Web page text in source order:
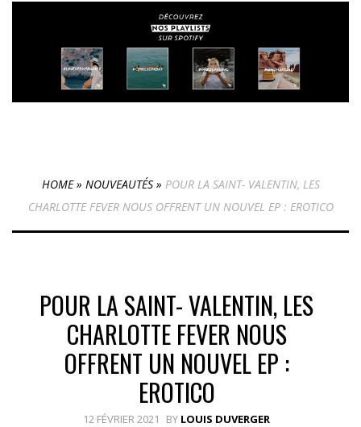
HOME» NOUVEAUTÉS» POUR LA SAINT- VALENTIN, LES
CHARLOTTE FEVER NOUS OFFRENT UN NOUVEL EP : EROTICO
POUR LA SAINT- VALENTIN, LES
CHARLOTTE FEVER NOUS
OFFRENT UN NOUVEL EP :
EROTICO
12 FÉVRIER 2021 BY LOUIS DUVERGER